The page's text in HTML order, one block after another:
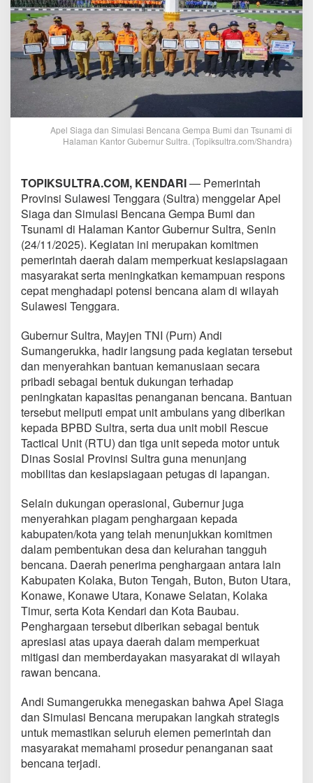
Apel Siaga dan Simulasi Bencana Gempa Bumi dan Tsunami di
Halaman Kantor Gubernur Sultra. (Topiksultra.com/Shandra)
TOPIKSULTRA.COM, KENDARI— Pemerintah
Provinsi Sulawesi Tenggara (Sultra) menggelar Apel
Siaga dan Simulasi Bencana Gempa Bumi dan
Tsunami di Halaman Kantor Gubernur Sultra, Senin
(24/11/2025). Kegiatan ini merupakan komitmen
pemerintah daerah dalam memperkuat kesiapsiagaan
masyarakat serta meningkatkan kemampuan respons
cepat menghadapi potensi bencana alam di wilayah
Sulawesi Tenggara.
Gubernur Sultra, Mayjen TNI (Purn) Andi
Sumangerukka, hadir langsung pada kegiatan tersebut
dan menyerahkan bantuan kemanusiaan secara
pribadi sebagai bentuk dukungan terhadap
peningkatan kapasitas penanganan bencana. Bantuan
tersebut meliputi empat unit ambulans yang diberikan
kepada BPBD Sultra, serta dua unit mobil Rescue
Tactical Unit (RTU) dan tiga unit sepeda motor untuk
Dinas Sosial Provinsi Sultra guna menunjang
mobilitas dan kesiapsiagaan petugas di lapangan.
Selain dukungan operasional, Gubernur juga
menyerahkan piagam penghargaan kepada
kabupaten/kota yang telah menunjukkan komitmen
dalam pembentukan desa dan kelurahan tangguh
bencana. Daerah penerima penghargaan antara lain
Kabupaten Kolaka, Buton Tengah, Buton, Buton Utara,
Konawe, Konawe Utara, Konawe Selatan, Kolaka
Timur, serta Kota Kendari dan Kota Baubau.
Penghargaan tersebut diberikan sebagai bentuk
apresiasi atas upaya daerah dalam memperkuat
mitigasi dan memberdayakan masyarakat di wilayah
rawan bencana.
Andi Sumangerukka menegaskan bahwa Apel Siaga
dan Simulasi Bencana merupakan langkah strategis
untuk memastikan seluruh elemen pemerintah dan
masyarakat memahami prosedur penanganan saat
bencana terjadi.